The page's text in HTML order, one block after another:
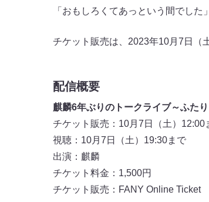
「おもしろくてあっという間でした」
チケット販売は、2023年10月7日（
配信概要
麒麟6年ぶりのトークライブ～ふた
チケット販売：10月7日（土）12:00
視聴：10月7日（土）19:30まで
出演：麒麟
チケット料金：1,500円
チケット販売：FANY Online Ticket